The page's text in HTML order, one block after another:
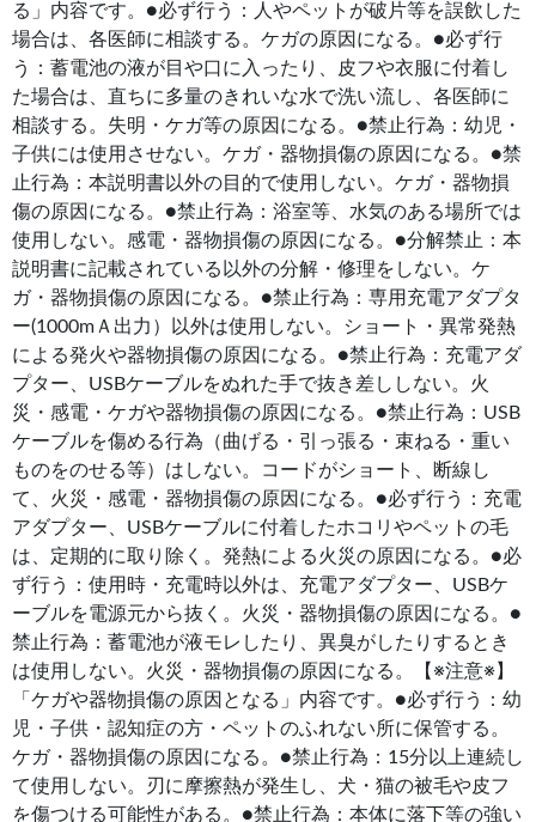
る」内容です。●必ず行う：人やペットが破片等を誤飲した
場合は、各医師に相談する。ケガの原因になる。●必ず行
う：蓄電池の液が目や口に入ったり、皮フや衣服に付着し
た場合は、直ちに多量のきれいな水で洗い流し、各医師に
相談する。失明・ケガ等の原因になる。●禁止行為：幼児・
子供には使用させない。ケガ・器物損傷の原因になる。●禁
止行為：本説明書以外の目的で使用しない。ケガ・器物損
傷の原因になる。●禁止行為：浴室等、水気のある場所では
使用しない。感電・器物損傷の原因になる。●分解禁止：本
説明書に記載されている以外の分解・修理をしない。ケ
ガ・器物損傷の原因になる。●禁止行為：専用充電アダプタ
ー(1000mＡ出力）以外は使用しない。ショート・異常発熱
による発火や器物損傷の原因になる。●禁止行為：充電アダ
プター、USBケーブルをぬれた手で抜き差ししない。火
災・感電・ケガや器物損傷の原因になる。●禁止行為：USB
ケーブルを傷める行為（曲げる・引っ張る・束ねる・重い
ものをのせる等）はしない。コードがショート、断線し
て、火災・感電・器物損傷の原因になる。●必ず行う：充電
アダプター、USBケーブルに付着したホコリやペットの毛
は、定期的に取り除く。発熱による火災の原因になる。●必
ず行う：使用時・充電時以外は、充電アダプター、USBケ
ーブルを電源元から抜く。火災・器物損傷の原因になる。●
禁止行為：蓄電池が液モレしたり、異臭がしたりするとき
は使用しない。火災・器物損傷の原因になる。【※注意※】
「ケガや器物損傷の原因となる」内容です。●必ず行う：幼
児・子供・認知症の方・ペットのふれない所に保管する。
ケガ・器物損傷の原因になる。●禁止行為：15分以上連続し
て使用しない。刃に摩擦熱が発生し、犬・猫の被毛や皮フ
を傷つける可能性がある。●禁止行為：本体に落下等の強い